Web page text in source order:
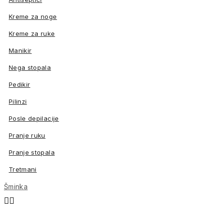
Kreme za noge
Kreme za ruke
Manikir
Nega stopala
Pedikir
Pilinzi
Posle depilacije
Pranje ruku
Pranje stopala
Tretmani
Šminka
